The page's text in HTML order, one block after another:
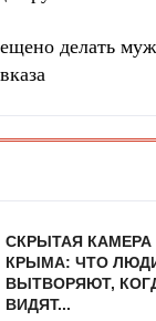
делать
СКРЫТАЯ
КРЫМА: ЧТО
ВЫТВОРЯЮТ,
ВИДЯТ...